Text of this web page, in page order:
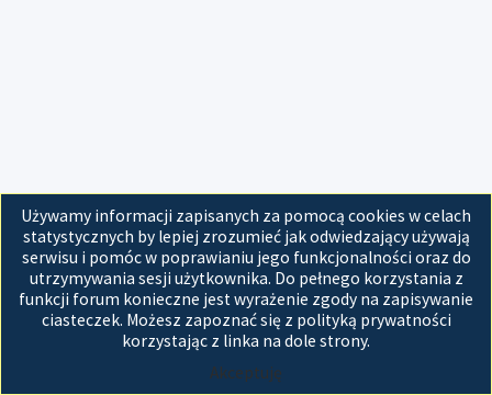
Używamy informacji zapisanych za pomocą cookies w celach
statystycznych by lepiej zrozumieć jak odwiedzający używają
serwisu i pomóc w poprawianiu jego funkcjonalności oraz do
utrzymywania sesji użytkownika. Do pełnego korzystania z
funkcji forum konieczne jest wyrażenie zgody na zapisywanie
ciasteczek. Możesz zapoznać się z polityką prywatności
korzystając z linka na dole strony.
Akceptuję